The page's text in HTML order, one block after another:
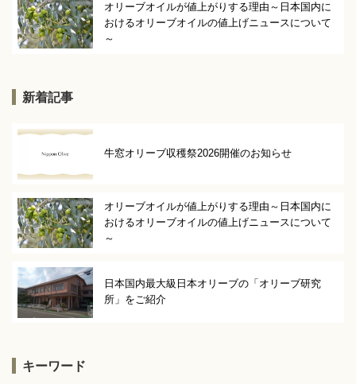
オリーブオイルが値上がりする理由～日本国内に
おけるオリーブオイルの値上げニュースについて
～
新着記事
牛窓オリーブ収穫祭2026開催のお知らせ
オリーブオイルが値上がりする理由～日本国内に
おけるオリーブオイルの値上げニュースについて
～
日本国内最大級日本オリーブの「オリーブ研究
所」をご紹介
キーワード